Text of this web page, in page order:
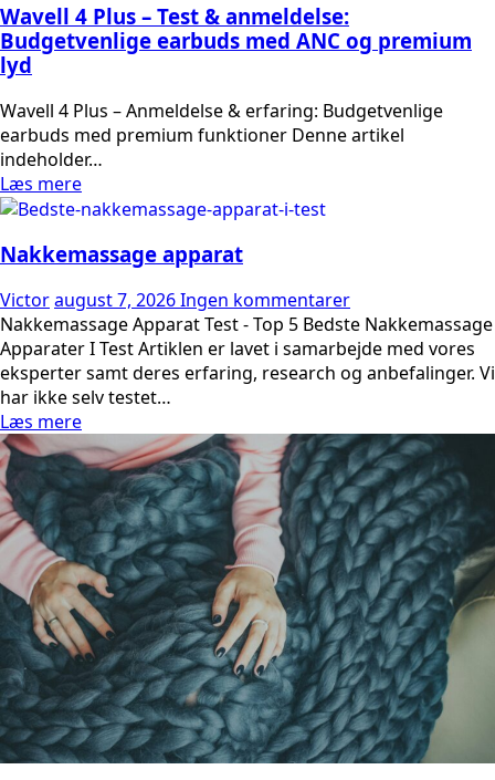
Wavell 4 Plus – Test & anmeldelse:
Budgetvenlige earbuds med ANC og premium
lyd
Wavell 4 Plus – Anmeldelse & erfaring: Budgetvenlige
earbuds med premium funktioner Denne artikel
indeholder…
Læs mere
Nakkemassage apparat
Victoraugust 7, 2026Ingen kommentarer
Nakkemassage Apparat Test - Top 5 Bedste Nakkemassage
Apparater I Test Artiklen er lavet i samarbejde med vores
eksperter samt deres erfaring, research og anbefalinger. Vi
har ikke selv testet…
Læs mere